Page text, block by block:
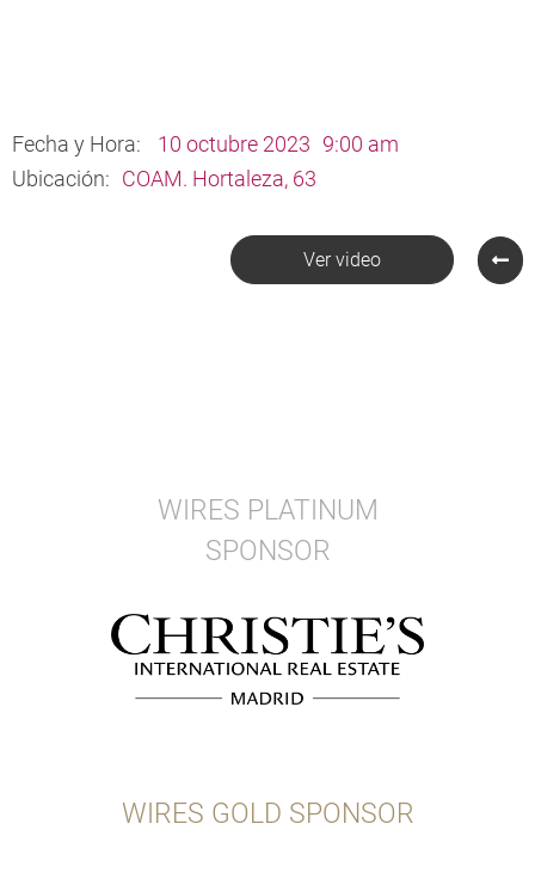
Fecha y Hora: 10 octubre 2023 9:00 am
Ubicación: COAM. Hortaleza, 63
Ver video
WIRES PLATINUM
SPONSOR
WIRES GOLD SPONSOR